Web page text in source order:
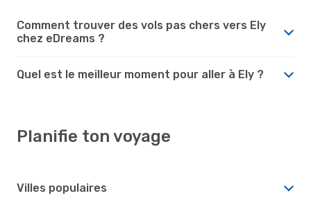
Comment trouver des vols pas chers vers Ely
chez eDreams ?
Quel est le meilleur moment pour aller à Ely ?
Planifie ton voyage
Villes populaires